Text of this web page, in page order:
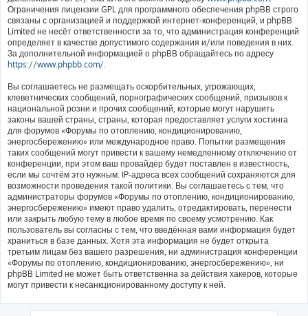
Ограничения лицензии GPL для программного обеспечения phpBB строго
связаны с организацией и поддержкой интернет-конференций, и phpBB
Limited не несёт ответственности за то, что администрация конференций
определяет в качестве допустимого содержания и/или поведения в них.
За дополнительной информацией о phpBB обращайтесь по адресу
https://www.phpbb.com/.
Вы соглашаетесь не размещать оскорбительных, угрожающих,
клеветнических сообщений, порнографических сообщений, призывов к
национальной розни и прочих сообщений, которые могут нарушить
законы вашей страны, страны, которая предоставляет услуги хостинга
для форумов «Форумы по отоплению, кондиционированию,
энергосбережению» или международное право. Попытки размещения
таких сообщений могут привести к вашему немедленному отключению от
конференции, при этом ваш провайдер будет поставлен в известность,
если мы сочтём это нужным. IP-адреса всех сообщений сохраняются для
возможности проведения такой политики. Вы соглашаетесь с тем, что
администраторы форумов «Форумы по отоплению, кондиционированию,
энергосбережению» имеют право удалить, отредактировать, перенести
или закрыть любую тему в любое время по своему усмотрению. Как
пользователь вы согласны с тем, что введённая вами информация будет
храниться в базе данных. Хотя эта информация не будет открыта
третьим лицам без вашего разрешения, ни администрация конференции
«Форумы по отоплению, кондиционированию, энергосбережению», ни
phpBB Limited не может быть ответственна за действия хакеров, которые
могут привести к несанкционированному доступу к ней.